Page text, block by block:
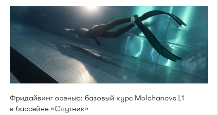
Фридайвинг осенью: базовый курс Molchanovs L1
в бассейне «Спутник»